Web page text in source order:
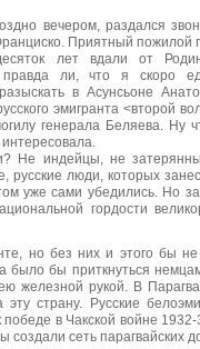
вечером, раздался
Приятный пожилой
лет вдали от
правда ли, что я скоро
в Асунсьоне
эмигранта <второй
генерала Беляева. Ну
индейцы, не
люди, которых
уже сами убедились. Но
гордости
но без них и этого бы
было бы приткнуться
железной рукой. В
страну. Русские
в Чакской войне 1932-
сеть парагвайских